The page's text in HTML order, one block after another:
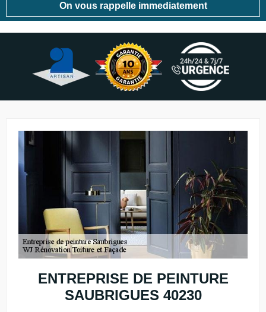
On vous rappelle immediatement
ENTREPRISE DE PEINTURE
SAUBRIGUES 40230